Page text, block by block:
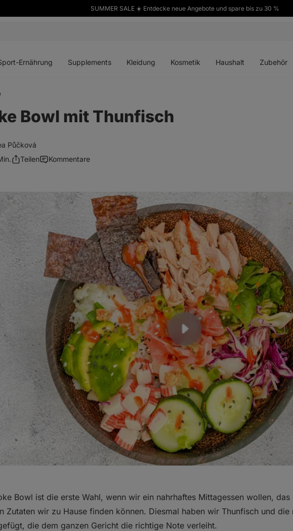
SUMMER SALE ☀️ Entdecke neue Angebote und spare bis zu 30 %
Ernährung Supplements Kleidung Kosmetik Haushalt Zubehör
Bowl mit Thunfisch
Půčková
Teilen Kommentare
Bowl ist die erste Wahl, wenn wir ein nahrhaftes Mittagessen wollen,
Zutaten wir zu Hause finden können. Diesmal haben wir Thunfisch und die
die dem ganzen Gericht die richtige Note verleiht.